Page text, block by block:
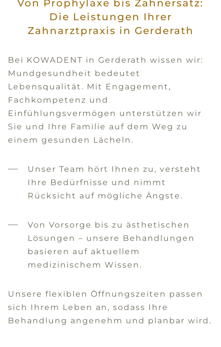
Von Prophylaxe bis Zahnersatz:
Die Leistungen Ihrer
Zahnarztpraxis in Gerderath
Bei KOWADENT in Gerderath wissen wir:
Mundgesundheit bedeutet
Lebensqualität. Mit Engagement,
Fachkompetenz und
Einfühlungsvermögen unterstützen wir
Sie und Ihre Familie auf dem Weg zu
einem gesunden Lächeln.
Unser Team hört Ihnen zu, versteht
Ihre Bedürfnisse und nimmt
Rücksicht auf mögliche Ängste.
Von Vorsorge bis zu ästhetischen
Lösungen – unsere Behandlungen
basieren auf aktuellem
medizinischem Wissen.
Unsere flexiblen Öffnungszeiten passen
sich Ihrem Leben an, sodass Ihre
Behandlung angenehm und planbar wird.